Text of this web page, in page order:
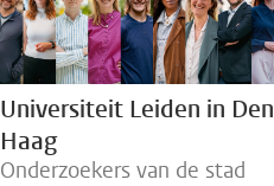
Universiteit Leiden in Den
Haag
Onderzoekers van de stad